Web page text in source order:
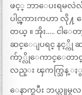
ဖင့္ ဘာေပးရမလဲ
ပါင္ၾကားကဟာ လို
တယ္ ။ အိုး….. ငါေတ
ဆင္ေျပရင္ နင့္ကို ဆ
က်ာ့္လိုေကာင္ေတာင္
လည္း ၾကက္သြန္ ႏွစ္
ေနာက္ၿပီး ဘယ္သူမွ